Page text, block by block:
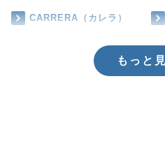
CARRERA（カレラ）
もっと